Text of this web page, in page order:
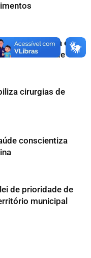
reforma e
maternidade
cirurgias de
conscientiza
de prioridade de
municipal